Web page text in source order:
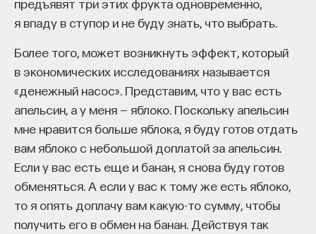
я впаду в ступор и не буду знать, что выбрать.
Более того, может возникнуть эффект, который
в экономических исследованиях называется
«денежный насос». Представим, что у вас есть
апельсин, а у меня — яблоко. Поскольку апельсин
мне нравится больше яблока, я буду готов отдать
вам яблоко с небольшой доплатой за апельсин.
Если у вас есть еще и банан, я снова буду готов
обменяться. А если у вас к тому же есть яблоко,
то я опять доплачу вам какую-то сумму, чтобы
получить его в обмен на банан. Действуя так